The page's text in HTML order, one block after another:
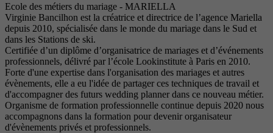
Ecole des métiers du mariage - MARIELLA
Virginie Bancilhon est la créatrice et directrice de l’agence Mariella
depuis 2010, spécialisée dans le monde du mariage dans le Sud et
dans les Stations de ski.
Certifiée d’un diplôme d’organisatrice de mariages et d’événements
professionnels, délivré par l’école Lookinstitute à Paris en 2010.
Forte d'une expertise dans l'organisation des mariages et autres
évènements, elle a eu l'idée de partager ces techniques de travail et
d'accompagner des futurs wedding planner dans ce nouveau métier.
Organisme de formation professionnelle continue depuis 2020 nous
accompagnons dans la formation pour devenir organisateur
d'évènements privés et professionnels.